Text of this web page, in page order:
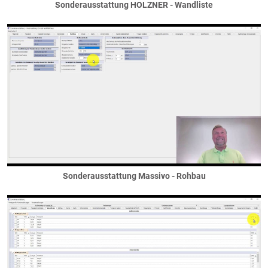
Sonderverglasungen
Terrassentüren
Bemusterung / Symbole
Dächer
Flachdach als Dach
Gründächer
Garagendach
Giebel
Flachdachgiebel
Sonderausstattung HOLZNER - Wandliste
Sonderausstattung Massivo - Rohbau